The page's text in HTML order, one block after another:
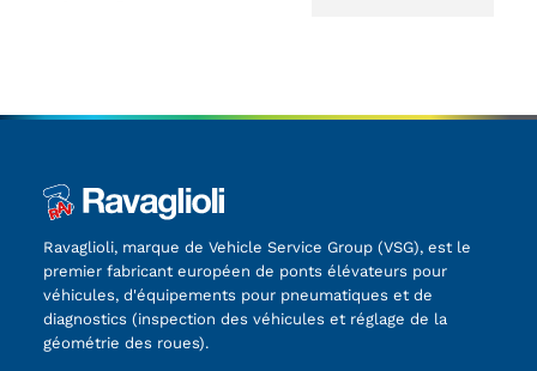
Ravaglioli, marque de Vehicle Service Group (VSG), est le
premier fabricant européen de ponts élévateurs pour
véhicules, d'équipements pour pneumatiques et de
diagnostics (inspection des véhicules et réglage de la
géométrie des roues).